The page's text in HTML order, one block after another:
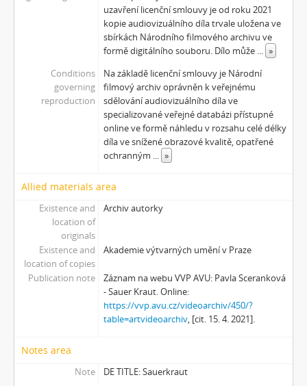
[Subseries] Kontrasty života
[Subseries] Kosmické turbulence
[Subseries] Cosmos – Křižíkova fontána
uzavření licenční smlouvy je od roku 2021
kopie audiovizuálního díla trvale uložena ve
sbírkách Národního filmového archivu ve
formě digitálního souboru. Dílo může ... »
Conditions
governing
reproduction
Na základě licenční smlouvy je Národní
filmový archiv oprávněn k veřejnému
sdělování audiovizuálního díla ve
specializované veřejné databázi přístupné
online ve formě náhledu v rozsahu celé délky
díla ve snížené obrazové kvalitě, opatřené
ochranným ... »
Allied materials area
Existence and
location of
originals
Archiv autorky
Existence and
location of copies
Akademie výtvarných umění v Praze
Publication note
Záznam na webu VVP AVU: Pavla Sceranková
- Sauer Kraut. Online:
https://vvp.avu.cz/videoarchiv/450/?
table=artvideoarchiv, [cit. 15. 4. 2021].
Notes area
Note
DE TITLE: Sauerkraut